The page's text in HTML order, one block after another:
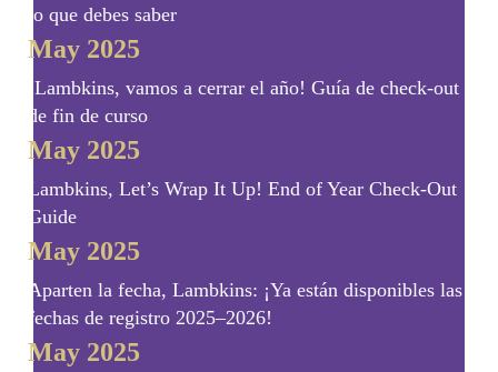
lo que debes saber
May 2025
¡Lambkins, vamos a cerrar el año! Guía de check-out
de fin de curso
May 2025
Lambkins, Let’s Wrap It Up! End of Year Check-Out
Guide
May 2025
Aparten la fecha, Lambkins: ¡Ya están disponibles las
fechas de registro 2025–2026!
May 2025